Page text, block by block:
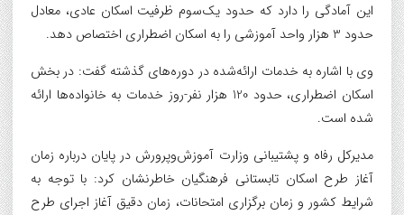
این آمادگی را دارد که حدود یک‌سوم ظرفیت اسکان عادی، معادل
حدود 3 هزار واحد آموزشی را به اسکان اضطراری اختصاص دهد.
وی با اشاره به خدمات ارائه‌شده در دوره‌های گذشته گفت: در بخش
اسکان اضطراری، حدود 120 هزار نفر-روز خدمات به خانواده‌ها ارائه
شده است.
مدیرکل رفاه و پشتیبانی وزارت آموزش‌وپرورش در پایان درباره زمان
آغاز طرح اسکان تابستانی فرهنگیان خاطرنشان کرد: با توجه به
شرایط کشور و زمان برگزاری امتحانات، زمان دقیق آغاز اجرای طرح